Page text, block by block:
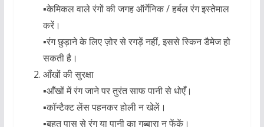
▪︎केमिकल वाले रंगों की जगह ऑर्गेनिक / हर्बल रंग इस्तेमाल
करें।
▪︎रंग छुड़ाने के लिए ज़ोर से रगड़ें नहीं, इससे स्किन डैमेज हो
सकती है।
आँखों की सुरक्षा
▪︎आँखों में रंग जाने पर तुरंत साफ पानी से धोएँ।
▪︎कॉन्टैक्ट लेंस पहनकर होली न खेलें।
▪︎बहुत पास से रंग या पानी का गुब्बारा न फेंकें।